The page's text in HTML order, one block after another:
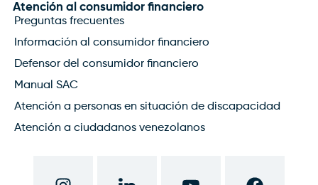
Atención al consumidor financiero
Preguntas frecuentes
Información al consumidor financiero
Defensor del consumidor financiero
Manual SAC
Atención a personas en situación de discapacidad
Atención a ciudadanos venezolanos